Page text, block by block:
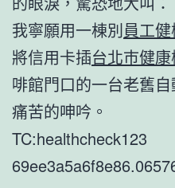
我寧願用一棟別員工
將信用卡插台北巿健
啡館門口的一台老舊
痛苦的呻吟。
TC:healthcheck123